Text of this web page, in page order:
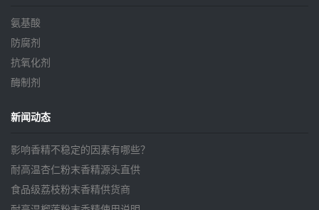
氨基酸
防腐剂
抗氧化剂
酶制剂
新闻动态
影响香精不稳定的因素有哪些？
耐高温杏仁粉末香精源头直供
食品级荔枝粉末香精供货商